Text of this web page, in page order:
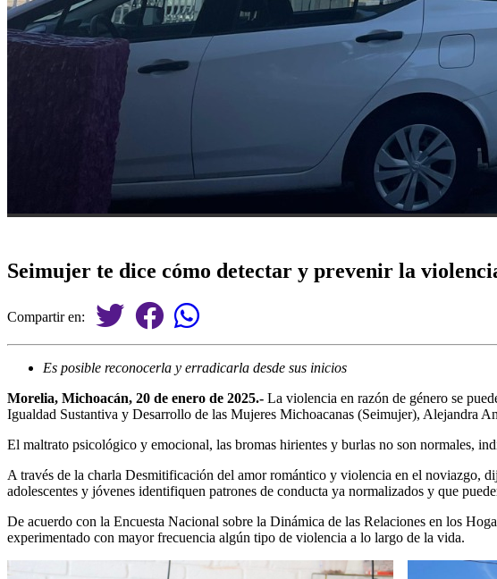
Seimujer te dice cómo detectar y prevenir la
Compartir en:
Es posible reconocerla y erradicarla desde sus inicios
Morelia, Michoacán, 20 de enero de 2025.- La violencia en razón de género se
Igualdad Sustantiva y Desarrollo de las Mujeres Michoacanas (Seimujer), Alejandra
El maltrato psicológico y emocional, las bromas hirientes y burlas no son normales,
A través de la charla Desmitificación del amor romántico y violencia en el noviazgo,
adolescentes y jóvenes identifiquen patrones de conducta ya normalizados y que
De acuerdo con la Encuesta Nacional sobre la Dinámica de las Relaciones en los
experimentado con mayor frecuencia algún tipo de violencia a lo largo de la vida.